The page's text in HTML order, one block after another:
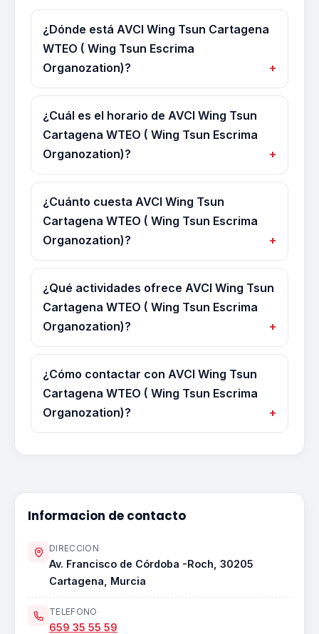
¿Dónde está AVCI Wing Tsun Cartagena
WTEO ( Wing Tsun Escrima
Organozation)?
¿Cuál es el horario de AVCI Wing Tsun
Cartagena WTEO ( Wing Tsun Escrima
Organozation)?
¿Cuánto cuesta AVCI Wing Tsun
Cartagena WTEO ( Wing Tsun Escrima
Organozation)?
¿Qué actividades ofrece AVCI Wing Tsun
Cartagena WTEO ( Wing Tsun Escrima
Organozation)?
¿Cómo contactar con AVCI Wing Tsun
Cartagena WTEO ( Wing Tsun Escrima
Organozation)?
Informacion de contacto
DIRECCION
Av. Francisco de Córdoba -Roch, 30205
Cartagena, Murcia
TELEFONO
659 35 55 59